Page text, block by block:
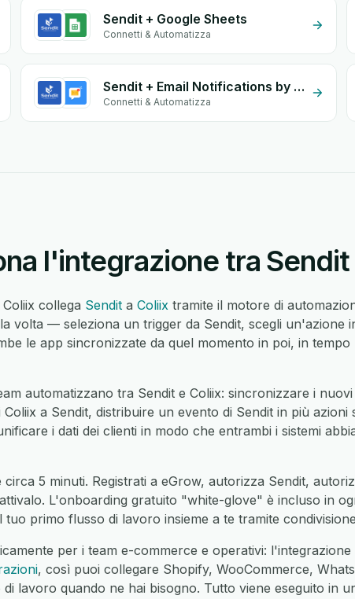
Sendit + Google Sheets
Connetti & Automatizza
Sendit + Email Notifications by eGrow
Connetti & Automatizza
l'integrazione tra
collega Sendit a Coliix tramite il motore di
volta — seleziona un trigger da Sendit, scegli un'azione
le app sincronizzate da quel momento in poi, in tempo
automatizzano tra Sendit e Coliix: sincronizzare i
a Sendit, distribuire un evento di Sendit in più azioni
i dati dei clienti in modo che entrambi i sistemi
5 minuti. Registrati a eGrow, autorizza Sendit,
L'onboarding gratuito "white-glove" è incluso in
tuo primo flusso di lavoro insieme a te tramite
per i team e-commerce e operativi:
, così puoi collegare Shopify, WooCommerce,
lavoro quando ne hai bisogno. Tutto viene eseguito in